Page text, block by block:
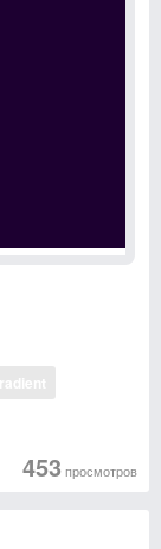
453просмотров